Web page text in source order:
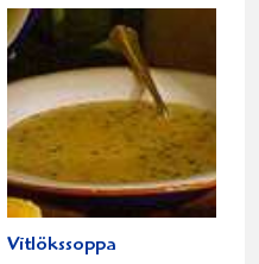
Vitlökssoppa